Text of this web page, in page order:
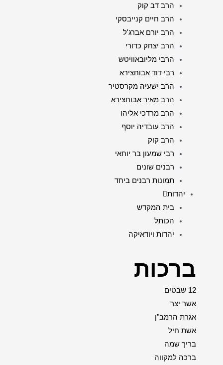
הרב דב קוק
הרב חיים קנייבסקי
הרב יורם אברג'ל
הרב יצחק כדורי
הרבי מליובאוויטש
רבי דוד אבוחצירא
הרב ישעיה מקרסטיר
הרב מאיר אבוחצירא
הרב מרדכי אליהו
הרב עובדיה יוסף
הרב קוק
רבי שמעון בר יוחאי
רבנים שונים
תמונות רבנים ביחד
יהדות
בית המקדש
הכותל
יהדות ויודאיקה
ברכות
12 שבטים
אשר יצר
אגרת הרמב"ן
אשת חיל
בריך שמה
ברכה למקווה